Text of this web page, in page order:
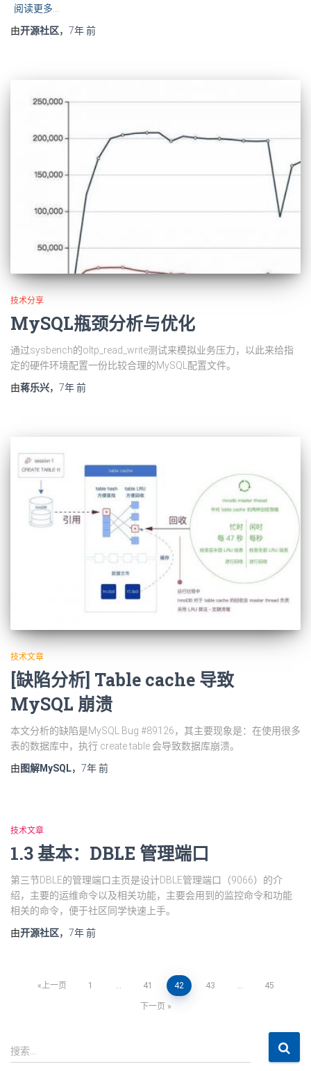
阅读更多…
由开源社区， 7年前
技术分享
MySQL瓶颈分析与优化
通过sysbench的oltp_read_write测试来模拟业务压力，以此来给指
定的硬件环境配置一份比较合理的MySQL配置文件。
由蒋乐兴， 7年前
技术文章
[缺陷分析] Table cache 导致
MySQL 崩溃
本文分析的缺陷是MySQL Bug #89126，其主要现象是：在使用很多
表的数据库中，执行 create table 会导致数据库崩溃。
由图解MySQL， 7年前
技术文章
1.3 基本：DBLE 管理端口
第三节DBLE的管理端口主页是设计DBLE管理端口（9066）的介
绍，主要的运维命令以及相关功能，主要会用到的监控命令和功能
相关的命令，便于社区同学快速上手。
由开源社区， 7年前
上一页 1 … 41 42 43 … 45
下一页
搜索…